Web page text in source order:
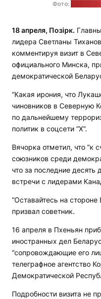
Фото:
18 апреля, Позірк.
лидера Светланы
комментируя визит в
официального Минска,
демократической
“Какая ирония, что
чиновников в Северную
по дальнейшему
политик в соцсети “Х“.
Вячорка отметил, что “к
союзников среди
что за последние десять
встречи с лидерами
“Оставайтесь на
призвал советник.
16 апреля в Пхеньян
иностранных дел
“сопровождающие его
телеграфное агентство
Демократической
Подробности визита не